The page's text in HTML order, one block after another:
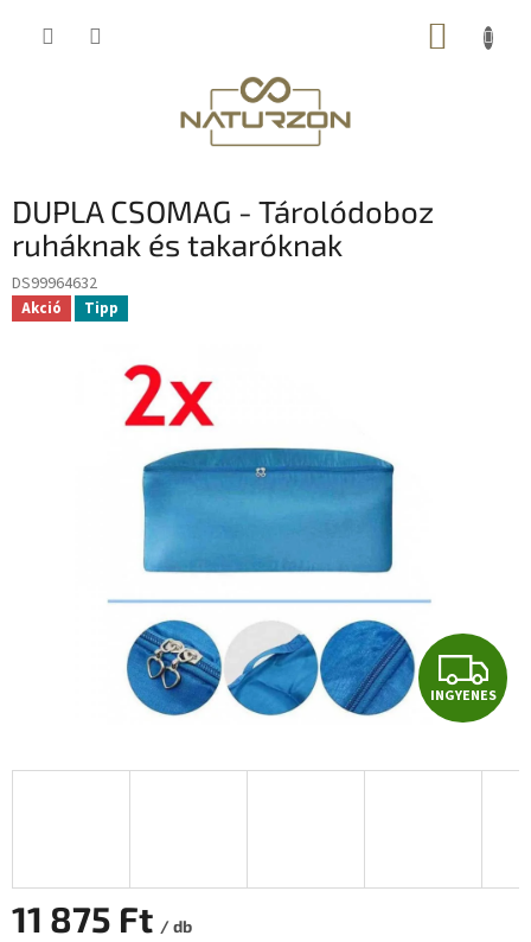
KOSÁR
DUPLA CSOMAG - Tárolódoboz
ruháknak és takaróknak
DS99964632
Akció Tipp
I
N
G
INGYENES
11 875 Ft / db